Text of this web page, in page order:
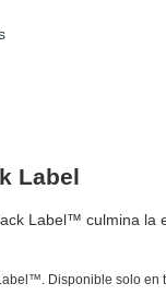
Label
Label™ culmina la
Disponible solo en